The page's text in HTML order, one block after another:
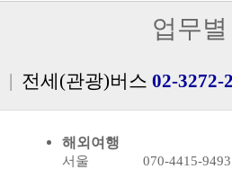
업무
| 전세(관광)버스 02-3272-
해외여행
서울 070-4415-9493